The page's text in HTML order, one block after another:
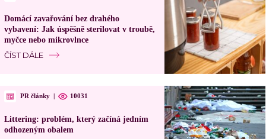
Domácí zavařování bez drahého
vybavení: Jak úspěšně sterilovat v troubě,
myčce nebo mikrovlnce
ČÍST DÁLE
PR články | 10031
Littering: problém, který začíná jedním
odhozeným obalem